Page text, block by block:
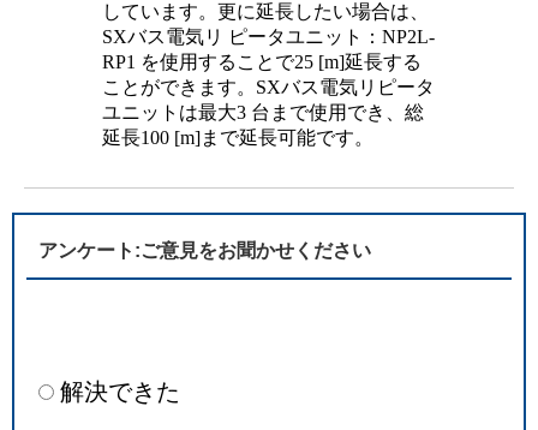
しています。更に延長したい場合は、
SXバス電気リ ピータユニット：NP2L-
RP1 を使用することで25 [m]延長する
ことができます。SXバス電気リピータ
ユニットは最大3 台まで使用でき、総
延長100 [m]まで延長可能です。
アンケート:ご意見をお聞かせください
解決できた